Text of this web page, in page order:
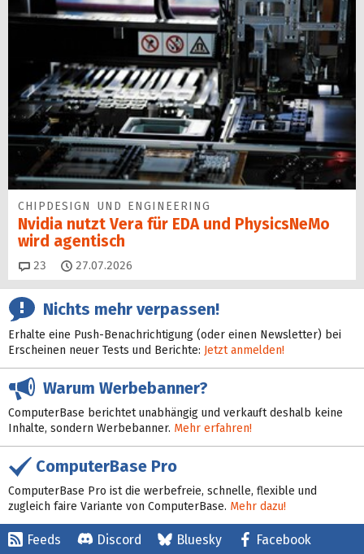
CHIPDESIGN UND ENGINEERING
Nvidia nutzt Vera für EDA und PhysicsNeMo
wird agentisch
23 Kommentare
27.07.2026
Nichts mehr verpassen!
Erhalte eine Push-Benachrichtigung (oder einen Newsletter) bei
Erscheinen neuer Tests und Berichte: Jetzt anmelden!
Warum Werbebanner?
ComputerBase berichtet unabhängig und verkauft deshalb keine
Inhalte, sondern Werbebanner. Mehr erfahren!
ComputerBase Pro
ComputerBase Pro ist die werbefreie, schnelle, flexible und
zugleich faire Variante von ComputerBase. Mehr dazu!
Feeds Discord Bluesky Facebook